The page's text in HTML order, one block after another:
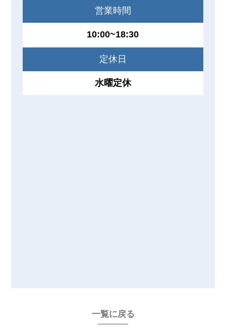
営業時間
10:00~18:30
定休日
水曜定休
一覧に戻る